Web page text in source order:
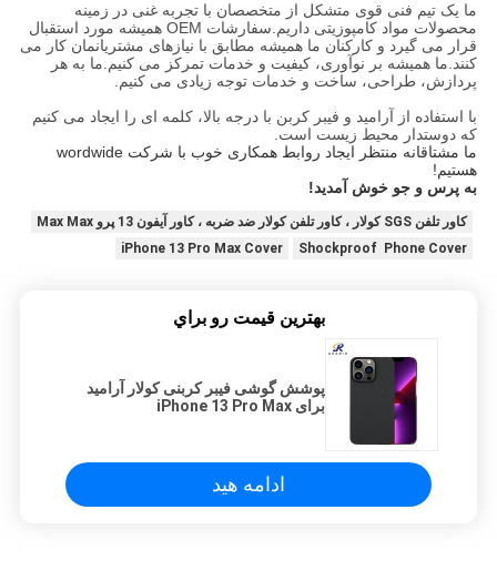
ما یک تیم فنی قوی متشکل از متخصصان با تجربه غنی در زمینه
محصولات مواد کامپوزیتی داریم.سفارشات OEM همیشه مورد استقبال
قرار می گیرد و کارکنان ما همیشه مطابق با نیازهای مشتریانمان کار می
کنند.ما همیشه بر نوآوری، کیفیت و خدمات تمرکز می کنیم.ما به هر
پردازش، طراحی، ساخت و خدمات توجه زیادی می کنیم.
با استفاده از آرامید و فیبر کربن با درجه بالا، کلمه ای را ایجاد می کنیم
که دوستدار محیط زیست است.
ما مشتاقانه منتظر ایجاد روابط همکاری خوب با شرکت wordwide
هستیم!
به پرس و جو خوش آمدید!
کاور تلفن SGS کولار ، کاور تلفن کولار ضد ضربه ، کاور آیفون 13 پرو Max Max
Shockproof Phone Cover
iPhone 13 Pro Max Cover
بهترين قيمت رو براي
پوشش گوشی فیبر کربنی کولار آرامید
برای iPhone 13 Pro Max
ادامه هید